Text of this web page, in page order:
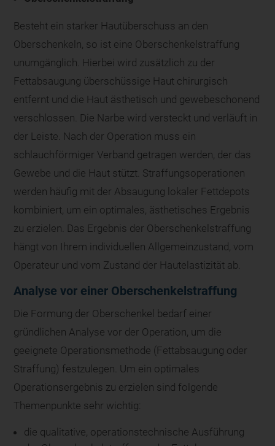
Besteht ein starker Hautüberschuss an den
Oberschenkeln, so ist eine Oberschenkelstraffung
unumgänglich. Hierbei wird zusätzlich zu der
Fettabsaugung überschüssige Haut chirurgisch
entfernt und die Haut ästhetisch und gewebeschonend
verschlossen. Die Narbe wird versteckt und verläuft in
der Leiste. Nach der Operation muss ein
schlauchförmiger Verband getragen werden, der das
Gewebe und die Haut stützt. Straffungsoperationen
werden häufig mit der Absaugung lokaler Fettdepots
kombiniert, um ein optimales, ästhetisches Ergebnis
zu erzielen. Das Ergebnis der Oberschenkelstraffung
hängt von Ihrem individuellen Allgemeinzustand, vom
Operateur und vom Zustand der Hautelastizität ab.
Analyse vor einer Oberschenkelstraffung
Die Formung der Oberschenkel bedarf einer
gründlichen Analyse vor der Operation, um die
geeignete Operationsmethode (Fettabsaugung oder
Straffung) festzulegen. Um ein optimales
Operationsergebnis zu erzielen sind folgende
Themenpunkte sehr wichtig:
die qualitative, operationstechnische Ausführung